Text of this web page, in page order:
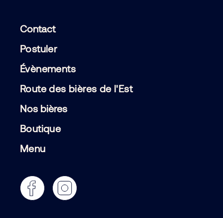
Contact
Postuler
Évènements
Route des bières de l'Est
Nos bières
Boutique
Menu